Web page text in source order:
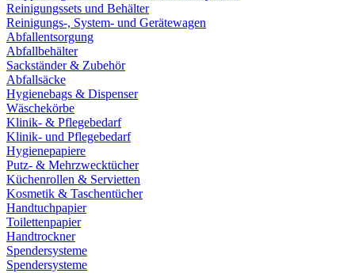
Reinigungssets und Behälter
Reinigungs-, System- und Gerätewagen
Abfallentsorgung
Abfallbehälter
Sackständer & Zubehör
Abfallsäcke
Hygienebags & Dispenser
Wäschekörbe
Klinik- & Pflegebedarf
Klinik- und Pflegebedarf
Hygienepapiere
Putz- & Mehrzwecktücher
Küchenrollen & Servietten
Kosmetik & Taschentücher
Handtuchpapier
Toilettenpapier
Handtrockner
Spendersysteme
Spendersysteme